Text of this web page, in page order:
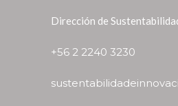
Dirección de
+56 2 2240 3230